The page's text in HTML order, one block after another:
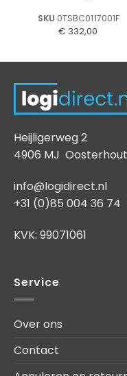
SKU 0TSBC0117001F
€ 332,00
Heijligerweg 2
4906 MJ Oosterhout
info@logidirect.nl
+31 (0)85 004 36 74
KVK: 99071061
Service
Over ons
Contact